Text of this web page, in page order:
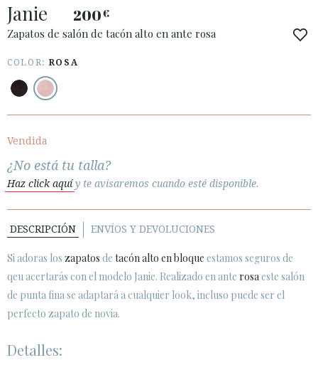
ESPAÑOL
PAÍS: ESPAÑA (PENINSULA Y BALEARES)
· ATENCIÓN AL CLIENTE
· ENVÍOS
· AVISO LEGAL
     
ÁREA DE CLIENTES B2B
SECURE WEB SSL CERTIFICATE © 2026 PURA LOPEZ
Janie 200€
Zapatos de salón de tacón alto en ante rosa
COLOR: ROSA
Vendida
¿No está tu talla?
Haz click aquíy te avisaremos cuando esté disponible.
DESCRIPCIÓN ENVÍOS Y DEVOLUCIONES
Si adoras los zapatos de tacón alto en bloque estamos seguros de
qeu acertarás con el modelo Janie. Realizado en ante rosaeste salón
de punta fina se adaptará a cualquier look, incluso puede ser el
perfecto zapato de novia.
Detalles: